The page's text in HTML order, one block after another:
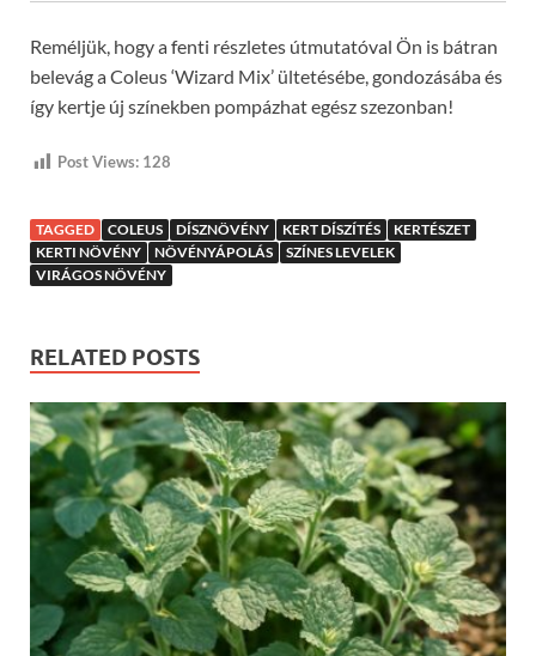
Reméljük, hogy a fenti részletes útmutatóval Ön is bátran
belevág a Coleus ‘Wizard Mix’ ültetésébe, gondozásába és
így kertje új színekben pompázhat egész szezonban!
Post Views: 128
TAGGED COLEUS DÍSZNÖVÉNY KERT DÍSZÍTÉS
KERTÉSZET
KERTI NÖVÉNY
NÖVÉNYÁPOLÁS
SZÍNES LEVELEK
VIRÁGOS NÖVÉNY
RELATED POSTS